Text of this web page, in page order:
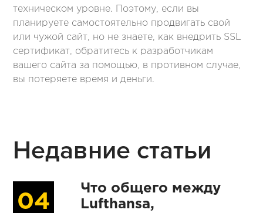
техническом уровне. Поэтому, если вы
планируете самостоятельно продвигать свой
или чужой сайт, но не знаете, как внедрить SSL
сертификат, обратитесь к разработчикам
вашего сайта за помощью, в противном случае,
вы потеряете время и деньги.
Недавние статьи
04
Что общего между
Lufthansa,